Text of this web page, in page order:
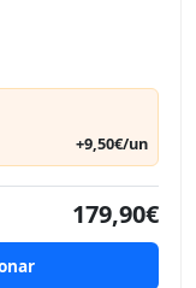
+9,50€/un
179,90€